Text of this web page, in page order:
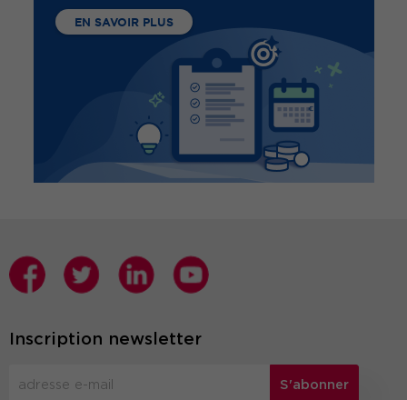
EN SAVOIR PLUS
Inscription newsletter
S'abonner